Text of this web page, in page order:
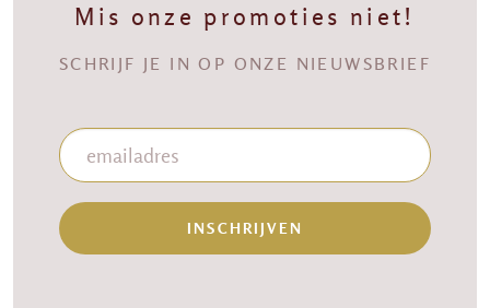
Mis onze promoties niet!
SCHRIJF JE IN OP ONZE NIEUWSBRIEF
INSCHRIJVEN